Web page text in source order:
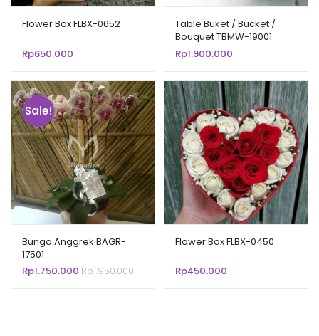
Flower Box FLBX-0652
Rp650.000
Table Buket / Bucket /
Bouquet TBMW-19001
Rp1.900.000
Sale!
Bunga Anggrek BAGR-
17501
Rp1.750.000 Rp1.950.000
Flower Box FLBX-0450
Rp450.000